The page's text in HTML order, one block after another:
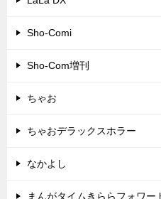
Sho-Comi
Sho-Com増刊
ちゃお
ちゃおデラックスホラー
なかよし
まんがタイムきららフォワー